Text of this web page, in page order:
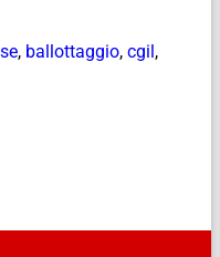
, ballottaggio, cgil,